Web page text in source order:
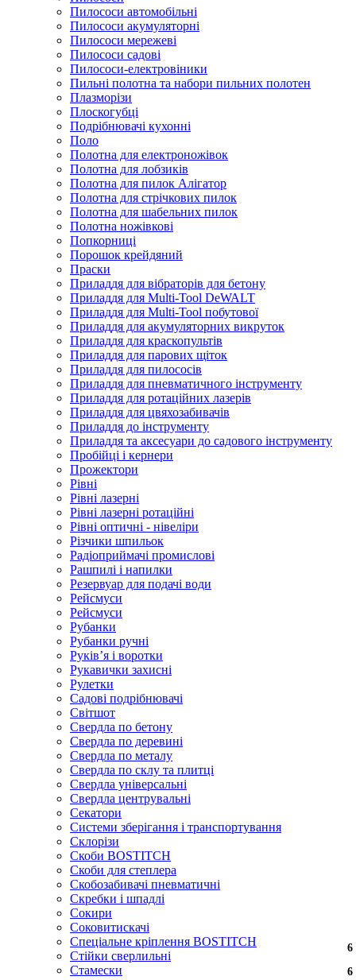
Пилососи автомобільні
Пилососи акумуляторні
Пилососи мережеві
Пилососи садові
Пилососи-електровіники
Пильні полотна та набори пильних полотен
Плазморізи
Плоскогубці
Подрібнювачі кухонні
Поло
Полотна для електроножівок
Полотна для лобзиків
Полотна для пилок Алігатор
Полотна для стрічкових пилок
Полотна для шабельних пилок
Полотна ножівкові
Попкорниці
Порошок крейдяний
Праски
Приладдя для вібраторів для бетону
Приладдя для Multi-Tool DeWALT
Приладдя для Multi-Tool побутової
Приладдя для акумуляторних викруток
Приладдя для краскопультів
Приладдя для парових щіток
Приладдя для пилососів
Приладдя для пневматичного інструменту
Приладдя для ротаційних лазерів
Приладдя для цвяхозабивачів
Приладдя до інструменту
Приладдя та аксесуари до садового інструменту
Пробійці і кернери
Прожектори
Рівні
Рівні лазерні
Рівні лазерні ротаційні
Рівні оптичні - нівеліри
Різчики шпильок
Радіоприймачі промислові
Рашпилі і напилки
Резервуар для подачі води
Рейсмуси
Рейсмуси
Рубанки
Рубанки ручні
Руківʼя і воротки
Рукавички захисні
Рулетки
Садові подрібнювачі
Світшот
Свердла по бетону
Свердла по деревині
Свердла по металу
Свердла по склу та плитці
Свердла універсальні
Свердла центрувальні
Секатори
Системи зберігання і транспортування
Склорізи
Скоби BOSTITCH
Скоби для степлера
Скобозабивачі пневматичні
Скребки і шпадлі
Сокири
Соковитискачі
Спеціальне кріплення BOSTITCH
Стійки сверлильні
Стамески
6
6
6
6
6
6
6
6
6
6
6
6